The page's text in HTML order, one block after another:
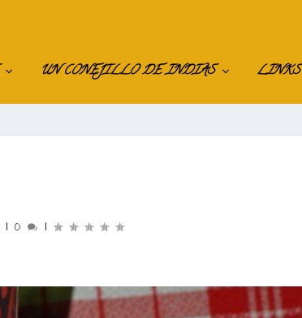
UN CONEJILLO DE INDIAS LINKS
|0 |